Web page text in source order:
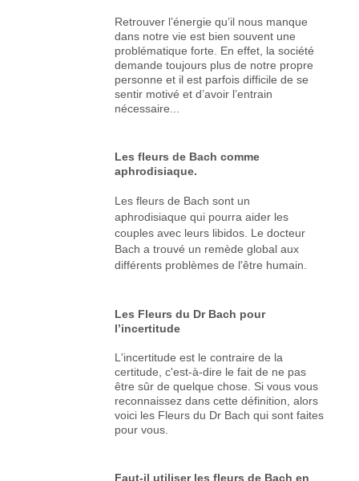
Retrouver l’énergie qu’il nous manque
dans notre vie est bien souvent une
problématique forte. En effet, la société
demande toujours plus de notre propre
personne et il est parfois difficile de se
sentir motivé et d’avoir l’entrain
nécessaire...
Les fleurs de Bach comme
aphrodisiaque.
Les fleurs de Bach sont un
aphrodisiaque qui pourra aider les
couples avec leurs libidos. Le docteur
Bach a trouvé un remède global aux
différents problèmes de l'être humain.
Les Fleurs du Dr Bach pour
l’incertitude
L'incertitude est le contraire de la
certitude, c'est-à-dire le fait de ne pas
être sûr de quelque chose. Si vous vous
reconnaissez dans cette définition, alors
voici les Fleurs du Dr Bach qui sont faites
pour vous.
Faut-il utiliser les fleurs de Bach en